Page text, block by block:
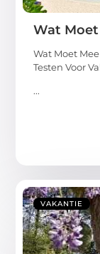
Wat
Wat Moet
Testen Voor
...
VAKANTIE